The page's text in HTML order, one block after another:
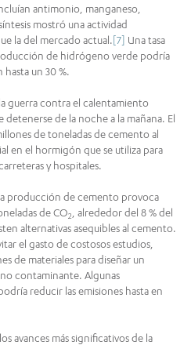
antimonio, manganeso,
mostró una actividad
la del mercado actual.[7] Una tasa
de hidrógeno verde podría
un 30 %.
guerra contra el calentamiento
de la noche a la mañana. El
de toneladas de cemento al
en el hormigón que se utiliza para
y hospitales.
producción de cemento provoca
de CO2
, alrededor del 8 % del
alternativas asequibles al cemento.
el gasto de costosos estudios,
de materiales para diseñar un
contaminante. Algunas
reducir las emisiones hasta en
avances más significativos de la